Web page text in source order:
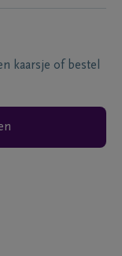
kaarsje of bestel